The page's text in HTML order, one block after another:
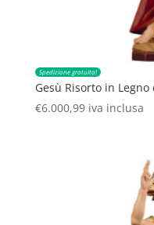
Spedizione gratuita!
Gesù Risorto in
€6.000,99 iva inclusa